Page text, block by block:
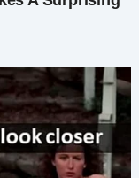
— прямо с
достаточно
завтра
у меня был
день, пока